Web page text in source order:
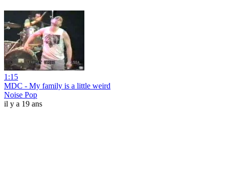
1:15
MDC - My family is a little weird
Noise Pop
il y a 19 ans